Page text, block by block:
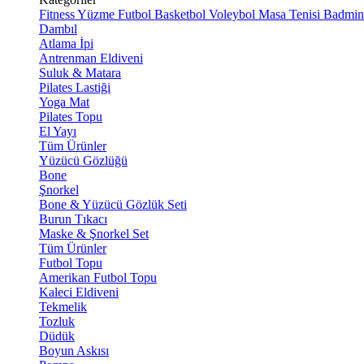
FitnessYüzme Futbol Basketbol Voleybol Masa Tenisi
Dambıl
Atlama İpi
Antrenman Eldiveni
Suluk & Matara
Pilates Lastiği
Yoga Mat
Pilates Topu
El Yayı
Tüm Ürünler
Yüzücü Gözlüğü
Bone
Şnorkel
Bone & Yüzücü Gözlük Seti
Burun Tıkacı
Maske & Şnorkel Set
Tüm Ürünler
Futbol Topu
Amerikan Futbol Topu
Kaleci Eldiveni
Tekmelik
Tozluk
Düdük
Boyun Askısı